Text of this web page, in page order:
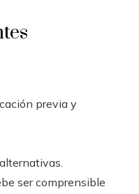
previa y
ser comprensible